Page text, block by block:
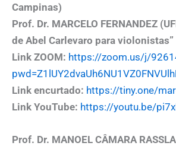
Campinas)
Prof. Dr. MARCELO FERNANDEZ
de Abel Carlevaro para violonistas”
Link ZOOM: https://zoom.us/j/
Link encurtado: https://tiny.one/
Link YouTube: https://youtu.be/
Prof. Dr. MANOEL CÂMARA